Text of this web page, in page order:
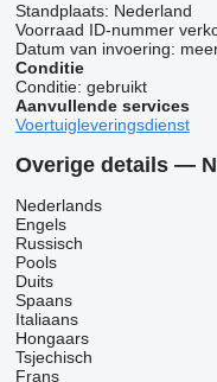
Standplaats: Nederland
Voorraad ID-nummer
Datum van invoering:
Conditie
Conditie: gebruikt
Aanvullende services
Voertuigleveringsdienst
Overige details —
Nederlands
Engels
Russisch
Pools
Duits
Spaans
Italiaans
Hongaars
Tsjechisch
Frans